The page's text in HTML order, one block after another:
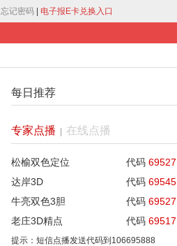
忘记密码 电子报E卡兑换入口
每日推荐
专家点播 在线点播
松榆双色定位 代码 69527
达岸3D
代码 69545
牛亮双色3胆
代码 69527
老庄3D精点
代码 69517
提示：短信点播发送代码到 106695888